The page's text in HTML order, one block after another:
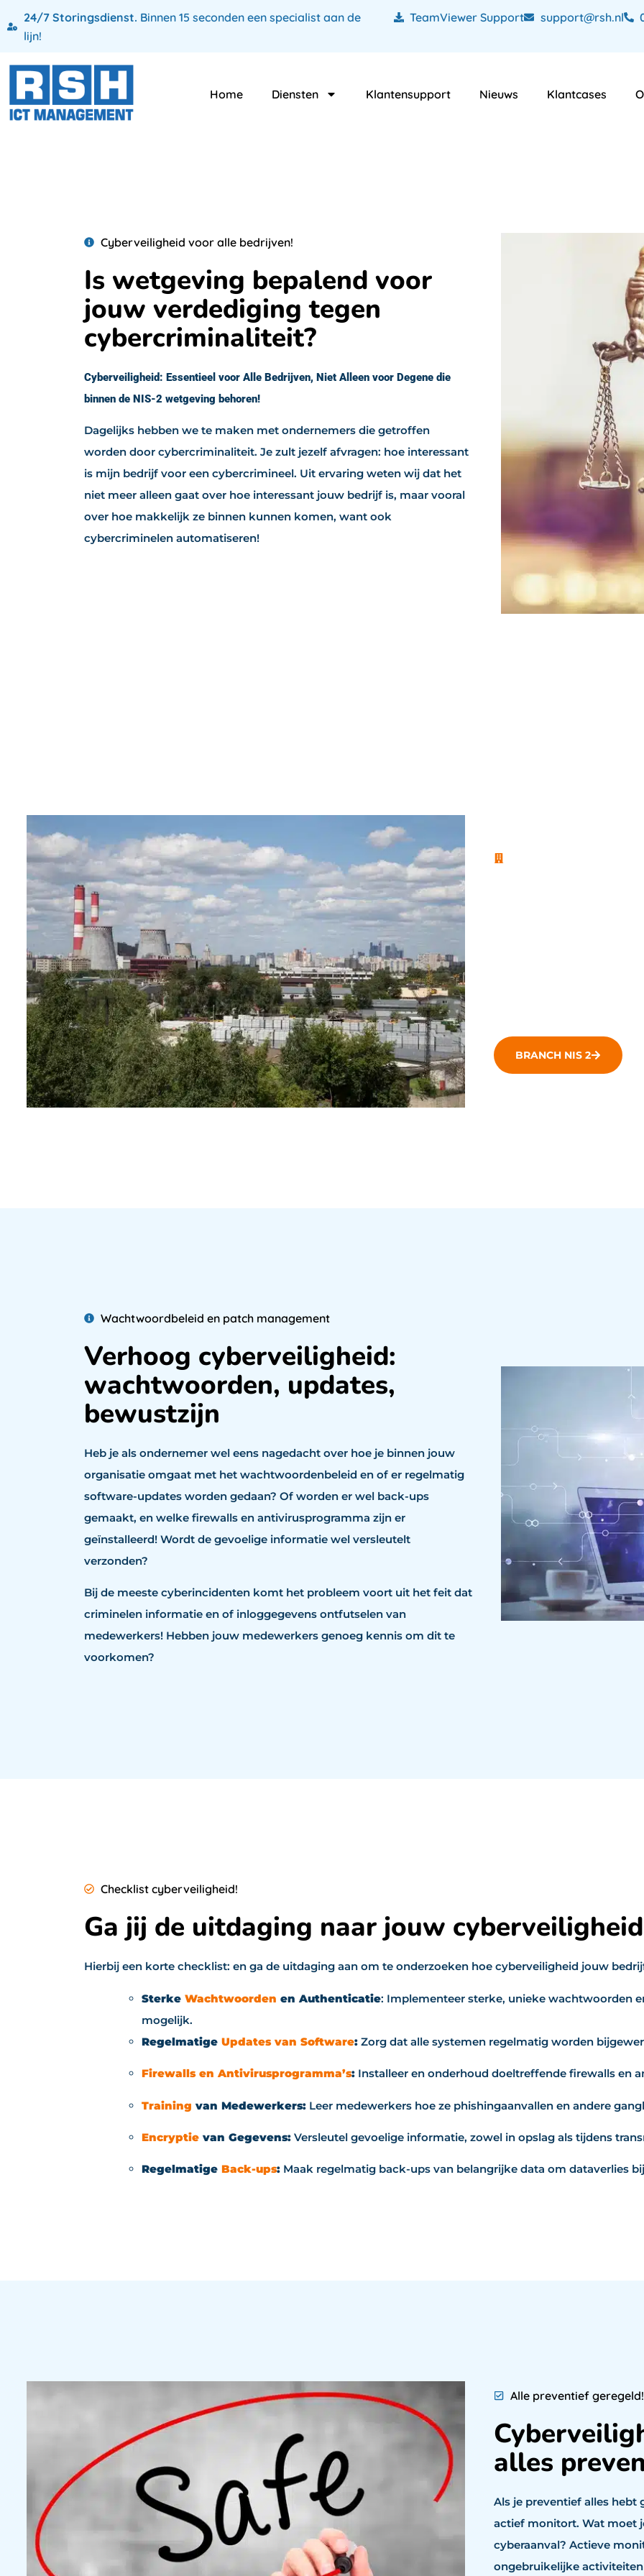
24/7 Storingsdienst. Binnen 15 seconden een specialist aan de
lijn!
TeamViewer Support support@rsh.nl
Home Diensten Klantensupport Nieuws Klantcases
Cyberveiligheid voor alle bedrijven!
Is wetgeving bepalend voor
jouw verdediging tegen
cybercriminaliteit?
Cyberveiligheid: Essentieel voor Alle Bedrijven, Niet Alleen voor Degene die
binnen de NIS-2 wetgeving behoren!
Dagelijks hebben we te maken met ondernemers die getroffen
worden door cybercriminaliteit. Je zult jezelf afvragen: hoe interessant
is mijn bedrijf voor een cybercrimineel. Uit ervaring weten wij dat het
niet meer alleen gaat over hoe interessant jouw bedrijf is, maar vooral
over hoe makkelijk ze binnen kunnen komen, want ook
cybercriminelen automatiseren!
BRANCH NIS 2
Wachtwoordbeleid en patch management
Verhoog cyberveiligheid:
wachtwoorden, updates,
bewustzijn
Heb je als ondernemer wel eens nagedacht over hoe je binnen jouw
organisatie omgaat met het wachtwoordenbeleid en of er regelmatig
software-updates worden gedaan? Of worden er wel back-ups
gemaakt, en welke firewalls en antivirusprogramma zijn er
geïnstalleerd! Wordt de gevoelige informatie wel versleutelt
verzonden?
Bij de meeste cyberincidenten komt het probleem voort uit het feit dat
criminelen informatie en of inloggegevens ontfutselen van
medewerkers! Hebben jouw medewerkers genoeg kennis om dit te
voorkomen?
Checklist cyberveiligheid!
Ga jij de uitdaging naar jouw
Hierbij een korte checklist: en ga de uitdaging aan om te onderzoeken hoe cyberveiligheid jouw
Sterke Wachtwoorden en Authenticatie: Implementeer sterke, unieke wachtwoorden
mogelijk.
Regelmatige Updates van Software: Zorg dat alle systemen regelmatig worden
Firewalls en Antivirusprogramma’s: Installeer en onderhoud doeltreffende firewalls en
Training van Medewerkers: Leer medewerkers hoe ze phishingaanvallen en andere
Encryptie van Gegevens: Versleutel gevoelige informatie, zowel in opslag als tijdens
Regelmatige Back-ups: Maak regelmatig back-ups van belangrijke data om dataverlies
Alle preventief geregeld!
alles
Als je preventief alles
actief monitort. Wat moet
cyberaanval? Actieve
ongebruikelijke